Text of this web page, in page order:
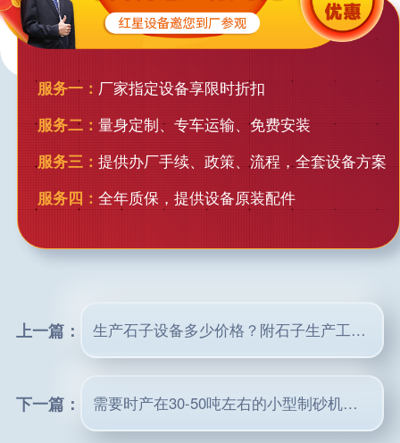
服务一： 厂家指定设备享限时折扣
服务二： 量身定制、专车运输、免费安装
服务三： 提供办厂手续、政策、流程，全套设备方案
服务四： 全年质保，提供设备原装配件
上一篇： 生产石子设备多少价格？附石子生产工艺流程图
下一篇： 需要时产在30-50吨左右的小型制砂机设备老板看过来